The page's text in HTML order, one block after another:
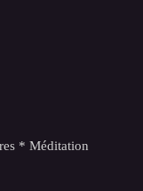
* Méditation